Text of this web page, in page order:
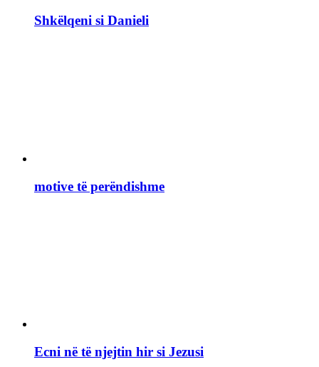
Shkëlqeni si Danieli
motive të perëndishme
Ecni në të njejtin hir si Jezusi